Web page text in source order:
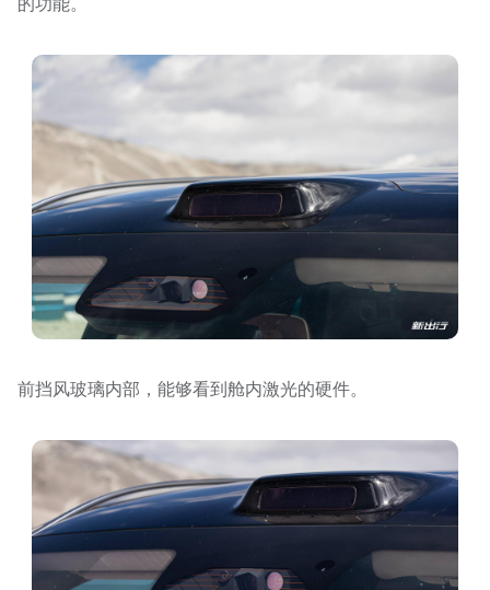
前挡风玻璃内部，能够看到舱内激光的硬件。